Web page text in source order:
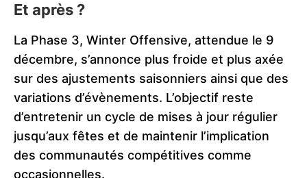
Et après ?
La Phase 3, Winter Offensive, attendue le 9
décembre, s’annonce plus froide et plus axée
sur des ajustements saisonniers ainsi que des
variations d’évènements. L’objectif reste
d’entretenir un cycle de mises à jour régulier
jusqu’aux fêtes et de maintenir l’implication
des communautés compétitives comme
occasionnelles.